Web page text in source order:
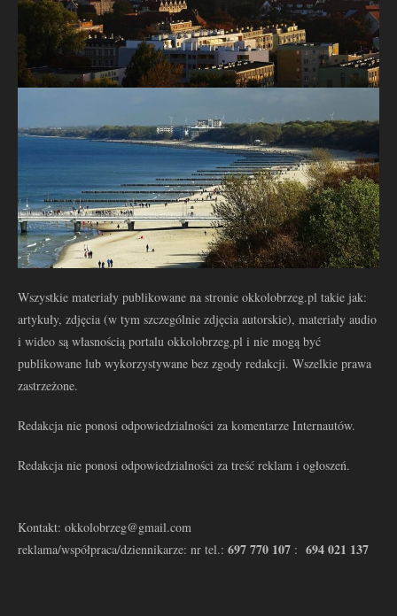
Wszystkie materiały publikowane na stronie okkolobrzeg.pl takie jak:
artykuły, zdjęcia (w tym szczególnie zdjęcia autorskie), materiały audio
i wideo są własnością portalu okkolobrzeg.pl i nie mogą być
publikowane lub wykorzystywane bez zgody redakcji. Wszelkie prawa
zastrzeżone.
Redakcja nie ponosi odpowiedzialności za komentarze Internautów.
Redakcja nie ponosi odpowiedzialności za treść reklam i ogłoszeń.
Kontakt: okkolobrzeg@gmail.com
reklama/współpraca/dziennikarze: nr tel.: 697 770 107 : 694 021 137